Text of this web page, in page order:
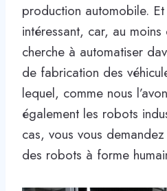
production automobile. Et
intéressant, car, au
cherche à automatiser
de fabrication des
lequel, comme nous
également les robots
cas, vous vous
des robots à forme